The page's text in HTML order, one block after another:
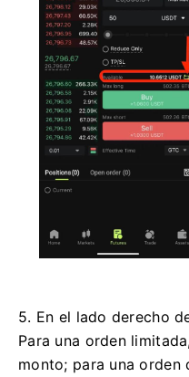
5. En el lado derecho
Para una orden
monto; para una orden